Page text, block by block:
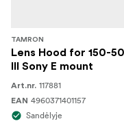
TAMRON
Lens Hood for 150-
III Sony E mount
Art.nr. 117881
EAN 4960371401157
Sandėlyje